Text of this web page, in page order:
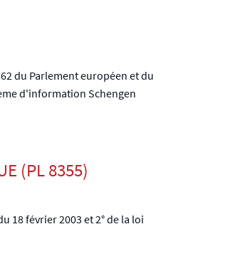
du Parlement européen et du
d'information Schengen
(PL 8355)
18 février 2003 et 2° de la loi